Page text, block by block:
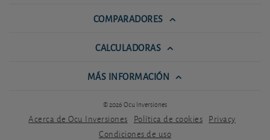
COMPARADORES
CALCULADORAS
MÁS INFORMACIÓN
© 2026 Ocu Inversiones
Acerca de Ocu Inversiones Política de cookies Privacy
Condiciones de uso